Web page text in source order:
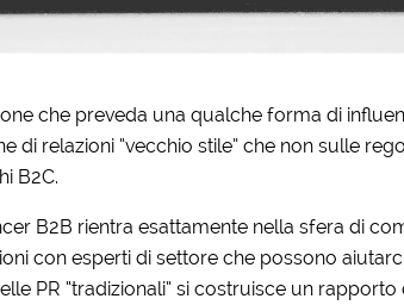
che preveda una qualche forma di
di relazioni “vecchio stile” che non sulle
B2C.
B2B rientra esattamente nella sfera di
con esperti di settore che possono
PR “tradizionali” si costruisce un